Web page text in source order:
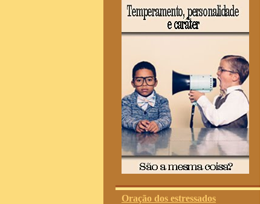
Oração dos estressados